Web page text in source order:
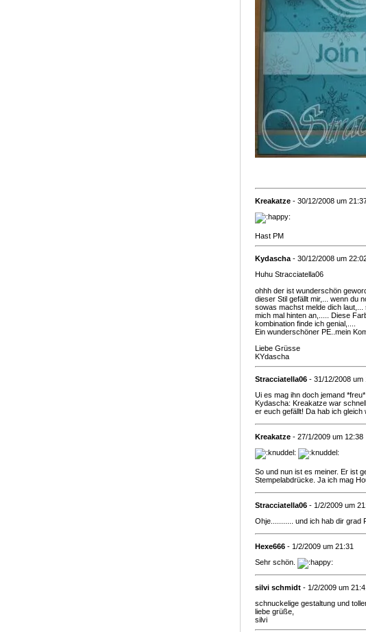
Kreakatze - 30/12/2008 um
Hast PM
Kydascha - 30/12/2008 um
Huhu Stracciatella06
ohhh der ist wunderschön
dieser Stil gefällt mir,... wenn du
sowas machst melde dich laut,...
mich mal hinten an,..... Diese
kombination finde ich genial,....
Ein wunderschöner PE..mein
Liebe Grüsse
KYdascha
Stracciatella06 - 31/12/2008 um
Ui es mag ihn doch jemand *freu*
Kydascha: Kreakatze war
er euch gefällt! Da hab ich
Kreakatze - 27/1/2009 um 12:38
So und nun ist es meiner. Er ist
Stempelabdrücke. Ja ich mag
Stracciatella06 - 1/2/2009 um
Ohje........... und ich hab dir grad
Hexe666 - 1/2/2009 um 21:31
Sehr schön.
silvi schmidt - 1/2/2009 um
schnuckelige gestaltung und
liebe grüße,
silvi